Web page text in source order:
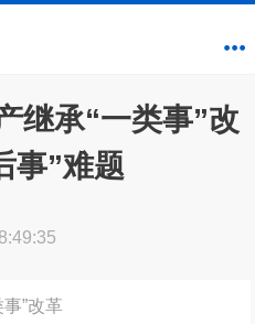
继承“一类事”改
事”难题
”改革